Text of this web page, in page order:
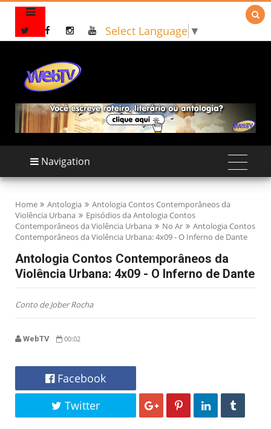
Select Language ▼

Navigation
Home Antologia
Antologia Contos Contemporâneos da
Violência Urbana
Episódios da Antologia Contos
Contemporâneos da Violência Urbana
No Ar
Antologia Contos
Contemporâneos da Violência Urbana: 4x09 - O Inferno de Dante
Antologia Contos Contemporâneos da
Violência Urbana: 4x09 - O Inferno de Dante
Conto de Jober Rocha
WebTV 00:02
Facebook
Twitter